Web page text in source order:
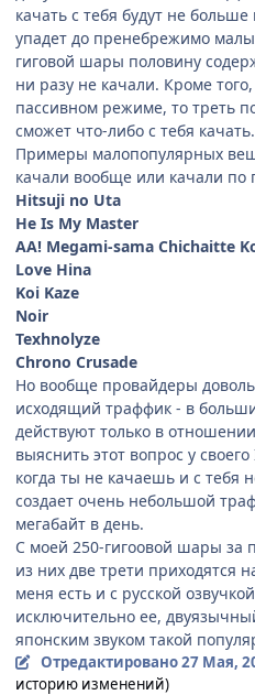
качать с тебя будут не
упадет до пренебрежимо
гиговой шары половину
ни разу не качали. Кроме
пассивном режиме, то треть
сможет что-либо с тебя качать.
Примеры малопопулярных
качали вообще или качали по
Hitsuji no Uta
He Is My Master
AA! Megami-sama Chichaitte
Love Hina
Koi Kaze
Noir
Texhnolyze
Chrono Crusade
Но вообще провайдеры
исходящий траффик - в
действуют только в
выяснить этот вопрос у
когда ты не качаешь и с тебя
создает очень небольшой
мегабайт в день.
С моей 250-гигоовой шары за
из них две трети приходятся
меня есть и с русской
исключительно ее,
японским звуком такой
Отредактировано27 Мая,
историю изменений)